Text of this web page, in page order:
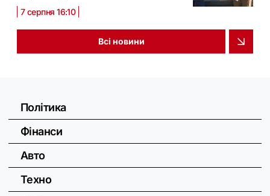
7 серпня 16:10
Всі новини
Політика
Фінанси
Авто
Техно